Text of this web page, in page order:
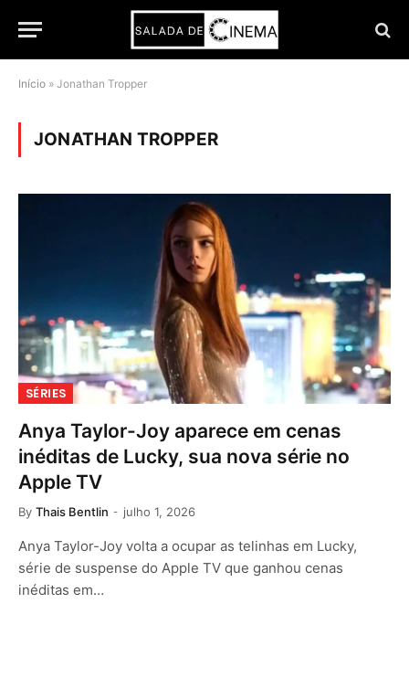
Início » Jonathan Tropper
JONATHAN TROPPER
SÉRIES
Anya Taylor-Joy aparece em cenas
inéditas de Lucky, sua nova série no
Apple TV
By Thais Bentlin julho 1, 2026
Anya Taylor-Joy volta a ocupar as telinhas em Lucky,
série de suspense do Apple TV que ganhou cenas
inéditas em…